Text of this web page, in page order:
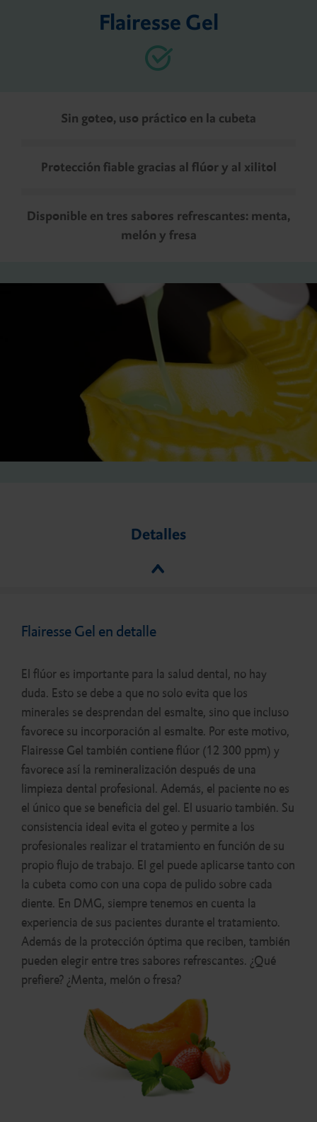
Flairesse Gel
Sin goteo, uso práctico en la cubeta
Protección fiable gracias al flúor y al xilitol
Disponible en tres sabores refrescantes: menta,
melón y fresa
Detalles
Flairesse Gel en detalle
El flúor es importante para la salud dental, no hay
duda. Esto se debe a que no solo evita que los
minerales se desprendan del esmalte, sino que incluso
favorece su incorporación al esmalte. Por este motivo,
Flairesse Gel también contiene flúor (12 300 ppm) y
favorece así la remineralización después de una
limpieza dental profesional. Además, el paciente no es
el único que se beneficia del gel. El usuario también. Su
consistencia ideal evita el goteo y permite a los
profesionales realizar el tratamiento en función de su
propio flujo de trabajo. El gel puede aplicarse tanto con
la cubeta como con una copa de pulido sobre cada
diente. En DMG, siempre tenemos en cuenta la
experiencia de sus pacientes durante el tratamiento.
Además de la protección óptima que reciben, también
pueden elegir entre tres sabores refrescantes. ¿Qué
prefiere? ¿Menta, melón o fresa?